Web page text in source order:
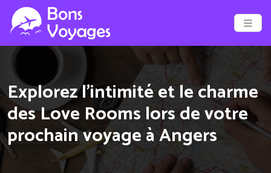
Explorez l’intimité et le charme
des Love Rooms lors de votre
prochain voyage à Angers